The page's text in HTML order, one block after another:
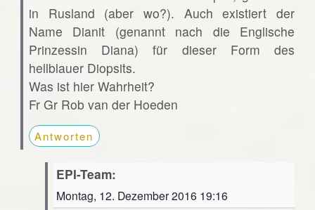
in Rusland (aber wo?). Auch existiert der
Name Dianit (genannt nach die Englische
Prinzessin Diana) für dieser Form des
hellblauer Diopsits.
Was ist hier Wahrheit?
Fr Gr Rob van der Hoeden
Antworten
EPI-Team:
Montag, 12. Dezember 2016 19:16